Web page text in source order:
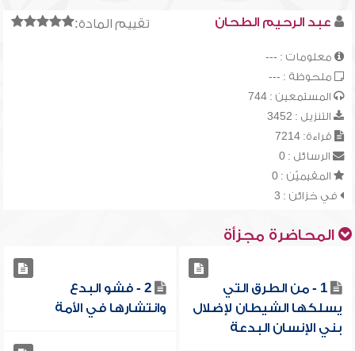
تقييم المادة: عبد الرحيم الطحان
معلومات : ---
ملحوظة : ---
المستمعين : 744
التنزيل : 3452
قراءة: 7214
الرسائل : 0
المقيميّن : 0
في خزائن : 3
المحاضرة مجزأة
1 - من الطرق التي
يسلكها الشيطان لإضلال
بني الإنسان البدعة
2 - فشو البدع
وانتشارها في الأمة